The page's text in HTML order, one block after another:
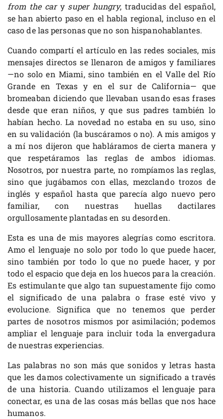
from the cary super hungry, traducidas del español,
se han abierto paso en el habla regional, incluso en el
caso de las personas que no son hispanohablantes.
Cuando compartí el artículo en las redes sociales, mis
mensajes directos se llenaron de amigos y familiares
—no solo en Miami, sino también en el Valle del Río
Grande en Texas y en el sur de California— que
bromeaban diciendo que llevaban usando esas frases
desde que eran niños, y que sus padres también lo
habían hecho. La novedad no estaba en su uso, sino
en su validación (la buscáramos o no). A mis amigos y
a mí nos dijeron que habláramos de cierta manera y
que respetáramos las reglas de ambos idiomas.
Nosotros, por nuestra parte, no rompíamos las reglas,
sino que jugábamos con ellas, mezclando trozos de
inglés y español hasta que parecía algo nuevo pero
familiar, con nuestras huellas dactilares
orgullosamente plantadas en su desorden.
Esta es una de mis mayores alegrías como escritora.
Amo el lenguaje no solo por todo lo que puede hacer,
sino también por todo lo que no puede hacer, y por
todo el espacio que deja en los huecos para la creación.
Es estimulante que algo tan supuestamente fijo como
el significado de una palabra o frase esté vivo y
evolucione. Significa que no tenemos que perder
partes de nosotros mismos por asimilación; podemos
ampliar el lenguaje para incluir toda la envergadura
de nuestras experiencias.
Las palabras no son más que sonidos y letras hasta
que les damos colectivamente un significado a través
de una historia. Cuando utilizamos el lenguaje para
conectar, es una de las cosas más bellas que nos hace
humanos.